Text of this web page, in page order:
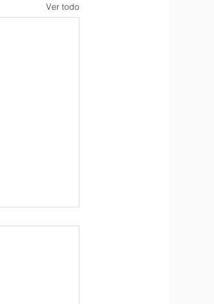
Ver todo